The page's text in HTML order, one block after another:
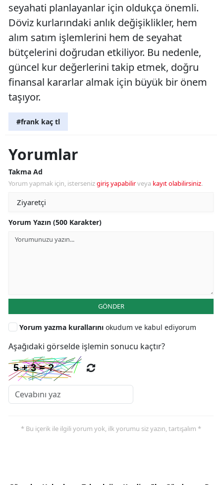
seyahati planlayanlar için oldukça önemli.
Döviz kurlarındaki anlık değişiklikler, hem
alım satım işlemlerini hem de seyahat
bütçelerini doğrudan etkiliyor. Bu nedenle,
güncel kur değerlerini takip etmek, doğru
finansal kararlar almak için büyük bir önem
taşıyor.
#frank kaç tl
Yorumlar
Takma Ad
Yorum yapmak için, istersenizgiriş yapabilirveya kayıt olabilirsiniz.
Yorum Yazın (500 Karakter)
GÖNDER
Yorum yazma kurallarını okudum ve kabul ediyorum
Aşağıdaki görselde işlemin sonucu kaçtır?
* Bu içerik ile ilgili yorum yok, ilk yorumu siz yazın, tartışalım *